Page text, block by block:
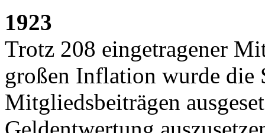
1923
Trotz 208 eingetragener
großen Inflation wurde die
Mitgliedsbeiträgen